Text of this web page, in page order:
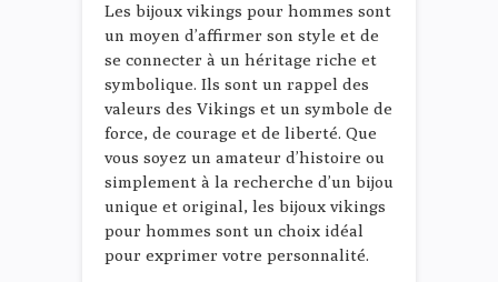
Les bijoux vikings pour hommes sont
un moyen d’affirmer son style et de
se connecter à un héritage riche et
symbolique. Ils sont un rappel des
valeurs des Vikings et un symbole de
force, de courage et de liberté. Que
vous soyez un amateur d’histoire ou
simplement à la recherche d’un bijou
unique et original, les bijoux vikings
pour hommes sont un choix idéal
pour exprimer votre personnalité.